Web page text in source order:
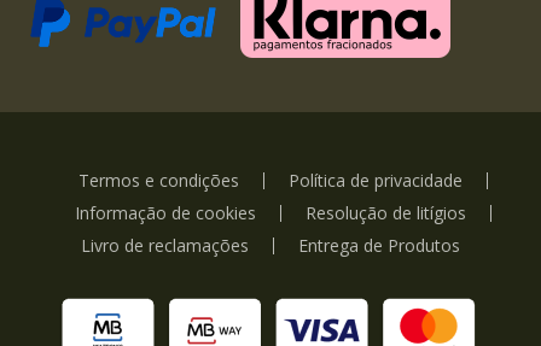
Termos e condições
Política de privacidade
Informação de cookies
Resolução de litígios
Livro de reclamações
Entrega de Produtos